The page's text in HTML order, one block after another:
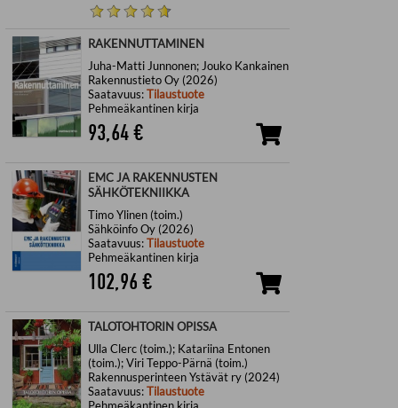
RAKENNUTTAMINEN
Juha-Matti Junnonen; Jouko Kankainen
Rakennustieto Oy (2026)
Saatavuus:Tilaustuote
Pehmeäkantinen kirja
93,64€
EMC JA RAKENNUSTEN
SÄHKÖTEKNIIKKA
Timo Ylinen (toim.)
Sähköinfo Oy (2026)
Saatavuus:Tilaustuote
Pehmeäkantinen kirja
102,96 €
TALOTOHTORIN OPISSA
Ulla Clerc (toim.); Katariina Entonen
(toim.); Viri Teppo-Pärnä (toim.)
Rakennusperinteen Ystävät ry (2024)
Saatavuus:Tilaustuote